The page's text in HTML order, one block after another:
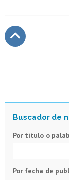
Por título o